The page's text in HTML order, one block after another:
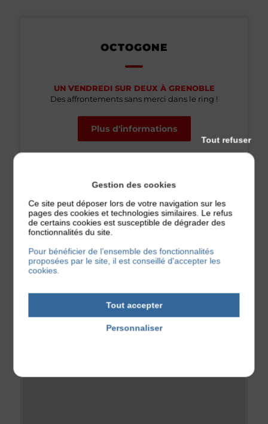
OCTOGONE
UN VENDREDI SUR DEUX À GRENOBLE
Des affrontements sans merci dans le ring !
Plus d'informations
Gestion des cookies
Ce site peut déposer lors de votre navigation sur les
pages des cookies et technologies similaires. Le refus
de certains cookies est susceptible de dégrader des
fonctionnalités du site.
Pour bénéficier de l’ensemble des fonctionnalités
proposées par le site, il est conseillé d'accepter les
cookies.
Tout accepter
Tout refuser
Personnaliser